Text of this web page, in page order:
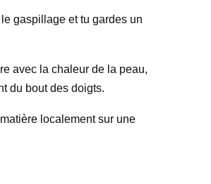
gaspillage et tu gardes un
avec la chaleur de la peau,
du bout des doigts.
localement sur une